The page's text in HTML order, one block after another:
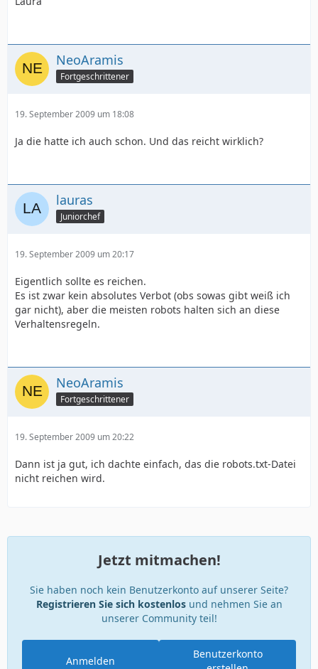
NeoAramis
Fortgeschrittener
19. September 2009 um 18:08
Ja die hatte ich auch schon. Und das reicht wirklich?
lauras
Juniorchef
19. September 2009 um 20:17
Eigentlich sollte es reichen.
Es ist zwar kein absolutes Verbot (obs sowas gibt weiß ich
gar nicht), aber die meisten robots halten sich an diese
Verhaltensregeln.
NeoAramis
Fortgeschrittener
19. September 2009 um 20:22
Dann ist ja gut, ich dachte einfach, das die robots.txt-Datei
nicht reichen wird.
Jetzt mitmachen!
Sie haben noch kein Benutzerkonto auf unserer Seite?
Registrieren Sie sich kostenlosund nehmen Sie an
unserer Community teil!
Benutzerkonto
Anmelden